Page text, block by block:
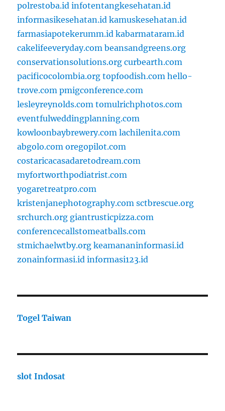
polrestoba.id infotentangkesehatan.id
informasikesehatan.id kamuskesehatan.id
farmasiapotekerumm.id kabarmataram.id
cakelifeeveryday.com beansandgreens.org
conservationsolutions.org curbearth.com
pacificocolombia.org topfoodish.com hello-
trove.com pmigconference.com
lesleyreynolds.com tomulrichphotos.com
eventfulweddingplanning.com
kowloonbaybrewery.com lachilenita.com
abgolo.com oregopilot.com
costaricacasadaretodream.com
myfortworthpodiatrist.com
yogaretreatpro.com
kristenjanephotography.com sctbrescue.org
srchurch.org giantrusticpizza.com
conferencecallstomeatballs.com
stmichaelwtby.org keamananinformasi.id
zonainformasi.id informasi123.id
Togel Taiwan
slot Indosat